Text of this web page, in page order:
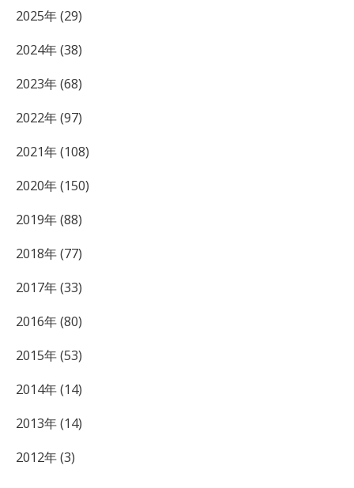
2025年 (29)
2024年 (38)
2023年 (68)
2022年 (97)
2021年 (108)
2020年 (150)
2019年 (88)
2018年 (77)
2017年 (33)
2016年 (80)
2015年 (53)
2014年 (14)
2013年 (14)
2012年 (3)